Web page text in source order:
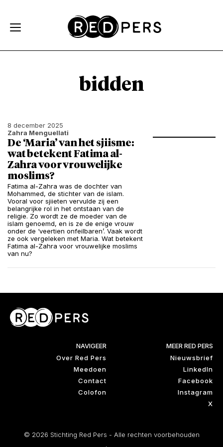
bidden
8 december 2025
Zahra Menguellati
De ‘Maria’ van het sjiisme:
wat betekent Fatima al-
Zahra voor vrouwelijke
moslims?
Fatima al-Zahra was de dochter van
Mohammed, de stichter van de islam.
Vooral voor sjiieten vervulde zij een
belangrijke rol in het ontstaan van de
religie. Zo wordt ze de moeder van de
islam genoemd, en is ze de enige vrouw
onder de ‘veertien onfeilbaren’. Vaak wordt
ze ook vergeleken met Maria. Wat betekent
Fatima al-Zahra voor vrouwelijke moslims
van nu?
NAVIGEER
Over Red Pers
Meedoen
Contact
Colofon
MEER RED PERS
Nieuwsbrief
LinkedIn
Facebook
Instagram
X
© 2026 Stichting Red Pers - Alle rechten voorbehouden